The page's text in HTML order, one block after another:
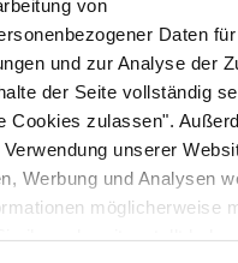
von
Daten
und zur Analyse der
der Seite vollständig
Cookies zulassen".
unserer
Werbung und Analysen
möglicherweise